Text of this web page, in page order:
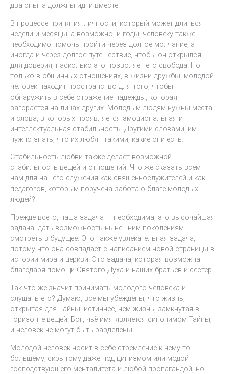
два опыта должны идти вместе.
В процессе принятия личности, который может длиться
недели и месяцы, а возможно, и годы, человеку также
необходимо помочь пройти через долгое молчание, а
иногда и через долгое путешествие, чтобы он открылся
для доверия, насколько это позволяет его свобода. Но
только в общинных отношениях, в жизни дружбы, молодой
человек находит пространство для того, чтобы
обнаружить в себе отражение надежды, которая
загорается на лицах других. Молодым людям нужны места
и слова, в которых проявляется эмоциональная и
интеллектуальная стабильность. Другими словами, им
нужно знать, что их любят такими, какие они есть.
Стабильность любви также делает возможной
стабильность вещей и отношений. Что же сказать всем
нам для нашего служения как священнослужителей и как
педагогов, которым поручена забота о благе молодых
людей?
Прежде всего, наша задача — необходима, это высочайшая
задача: дать возможность нынешним поколениям
смотреть в будущее. Это также увлекательная задача,
потому что она совпадает с написанием новой страницы в
истории мира и церкви. Это задача, которая возможна
благодаря помощи Святого Духа и наших братьев и сестёр.
Так что же значит принимать молодого человека и
слушать его? Думаю, все мы убеждены, что жизнь,
открытая для Тайны, истиннее, чем жизнь, замкнутая в
горизонте вещей. Бог, чьё имя является синонимом Тайны,
и человек не могут быть разделены.
Молодой человек носит в себе стремление к чему-то
большему, скрытому даже под цинизмом или модой
господствующего менталитета и любой пропагандой, но